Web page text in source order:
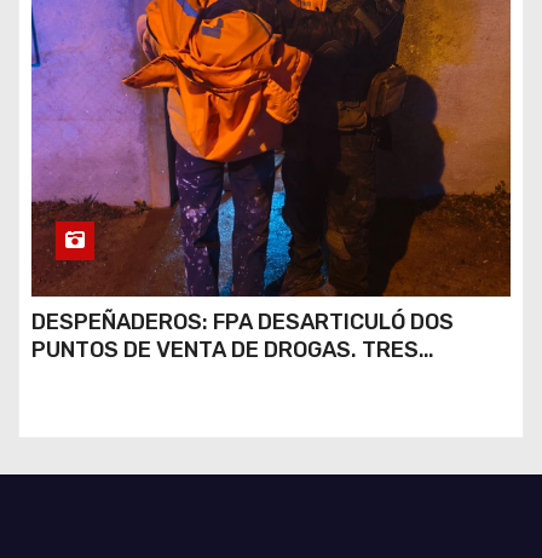
DESPEÑADEROS: FPA DESARTICULÓ DOS
PUNTOS DE VENTA DE DROGAS. TRES